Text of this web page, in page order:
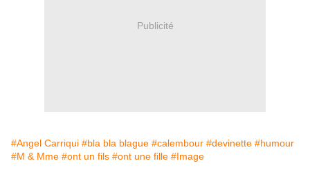
Publicité
#Angel Carriqui #bla bla blague #calembour #devinette #humour
#M & Mme #ont un fils #ont une fille #Image